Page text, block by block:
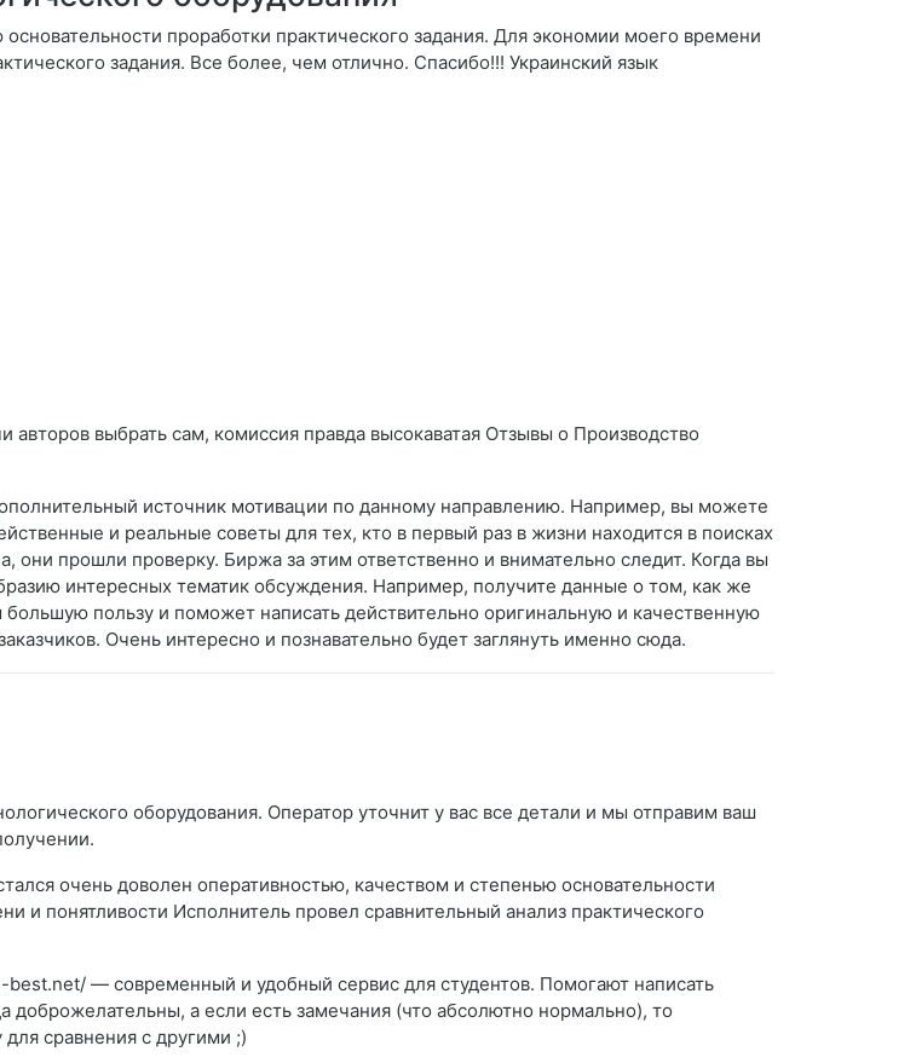
проработки практического задания. Для экономии моего времени
задания. Все более, чем отлично. Спасибо!!! Украинский язык
выбрать сам, комиссия правда высокаватая Отзывы о Производство
источник мотивации по данному направлению. Например, вы можете
и реальные советы для тех, кто в первый раз в жизни находится в поисках
прошли проверку. Биржа за этим ответственно и внимательно следит. Когда вы
интересных тематик обсуждения. Например, получите данные о том, как же
пользу и поможет написать действительно оригинальную и качественную
Очень интересно и познавательно будет заглянуть именно сюда.
оборудования. Оператор уточнит у вас все детали и мы отправим ваш
очень доволен оперативностью, качеством и степенью основательности
и понятливости Исполнитель провел сравнительный анализ практического
— современный и удобный сервис для студентов. Помогают написать
а если есть замечания (что абсолютно нормально), то
сравнения с другими ;)